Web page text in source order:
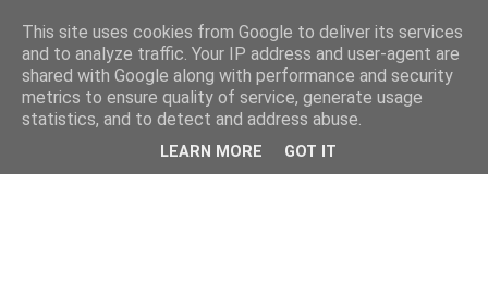
kristietim
viss, kas jāzin kristietim
This site uses cookies from Google to deliver its services
and to analyze traffic. Your IP address and user-agent are
shared with Google along with performance and security
metrics to ensure quality of service, generate usage
statistics, and to detect and address abuse.
LEARN MORE GOT IT